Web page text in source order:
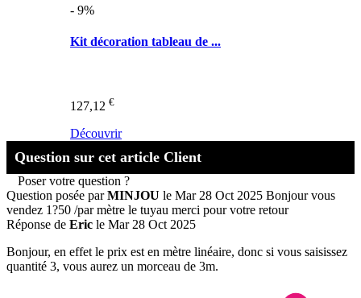
- 9%
Kit décoration tableau de ...
127,12 €
Découvrir
Question sur cet article Client
Poser votre question ?
Question posée parMINJOU le Mar 28 Oct 2025 Bonjour vous
vendez 1?50 /par mètre le tuyau merci pour votre retour
Réponse de Eric le Mar 28 Oct 2025
Bonjour, en effet le prix est en mètre linéaire, donc si vous saisissez
quantité 3, vous aurez un morceau de 3m.